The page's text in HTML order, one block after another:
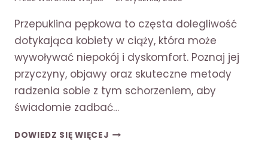
Przepuklina pępkowa to częsta dolegliwość
dotykająca kobiety w ciąży, która może
wywoływać niepokój i dyskomfort. Poznaj jej
przyczyny, objawy oraz skuteczne metody
radzenia sobie z tym schorzeniem, aby
świadomie zadbać…
DOWIEDZ SIĘ WIĘCEJPRZEPUKLINA